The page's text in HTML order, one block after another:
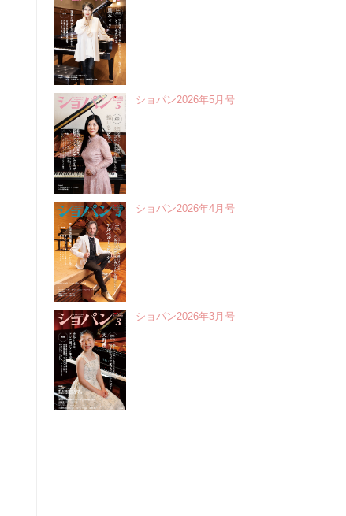
ショパン2026年5月号
ショパン2026年4月号
ショパン2026年3月号